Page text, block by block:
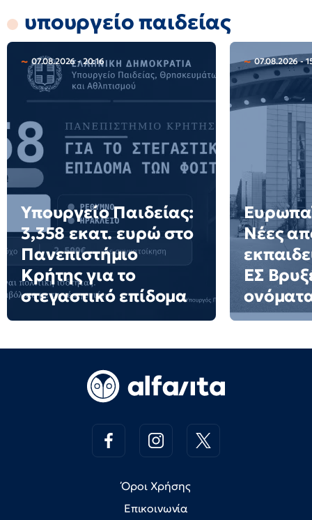
υπουργείο παιδείας
07.08.2026 - 20:16
Υπουργείο Παιδείας:
3,358 εκατ. ευρώ στο
Πανεπιστήμιο
Κρήτης για το
στεγαστικό επίδομα
07.08.2026 -
Νέες
ΕΣ
Όροι Χρήσης
Επικοινωνία